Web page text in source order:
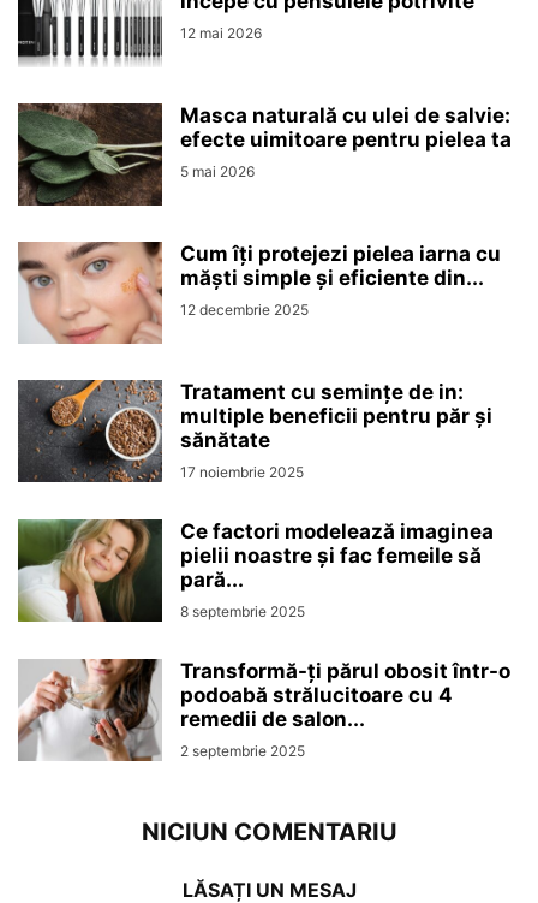
12 mai 2026
Masca naturală cu ulei de salvie:
efecte uimitoare pentru pielea ta
5 mai 2026
Cum îți protejezi pielea iarna cu
măști simple și eficiente din...
12 decembrie 2025
Tratament cu semințe de in:
multiple beneficii pentru păr și
sănătate
17 noiembrie 2025
Ce factori modelează imaginea
pielii noastre și fac femeile să
pară...
8 septembrie 2025
Transformă-ți părul obosit într-o
podoabă strălucitoare cu 4
remedii de salon...
2 septembrie 2025
NICIUN COMENTARIU
LĂSAȚI UN MESAJ